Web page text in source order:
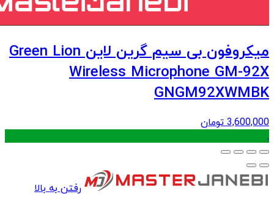
میکروفون بی سیم گرین لاین Green Lion
Wireless Microphone GM-92X
GNGM92XWMBK
3,600,000 تومان
.
رفتن به بالا